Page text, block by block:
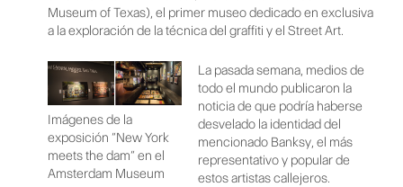
Museum of Texas), el primer museo dedicado en exclusiva
a la exploración de la técnica del graffiti y el Street Art.
Imágenes de la
exposición “New York
meets the dam“ en el
Amsterdam Museum
La pasada semana, medios de
todo el mundo publicaron la
noticia de que podría haberse
desvelado la identidad del
mencionado Banksy, el más
representativo y popular de
estos artistas callejeros.